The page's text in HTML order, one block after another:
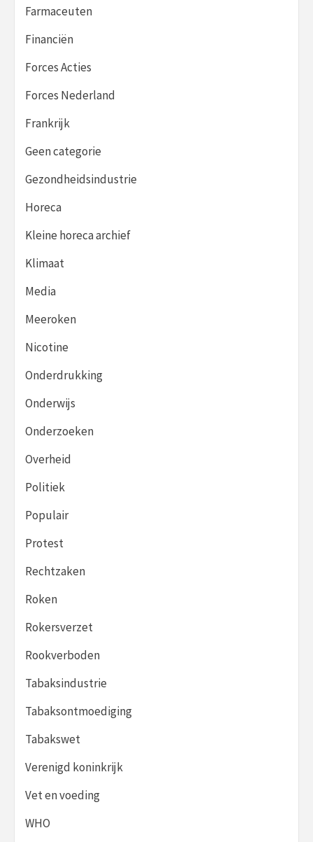
Farmaceuten
Financiën
Forces Acties
Forces Nederland
Frankrijk
Geen categorie
Gezondheidsindustrie
Horeca
Kleine horeca archief
Klimaat
Media
Meeroken
Nicotine
Onderdrukking
Onderwijs
Onderzoeken
Overheid
Politiek
Populair
Protest
Rechtzaken
Roken
Rokersverzet
Rookverboden
Tabaksindustrie
Tabaksontmoediging
Tabakswet
Verenigd koninkrijk
Vet en voeding
WHO